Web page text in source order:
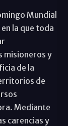
Mundial
la que toda
misioneros y
de la
de
Mediante
carencias y